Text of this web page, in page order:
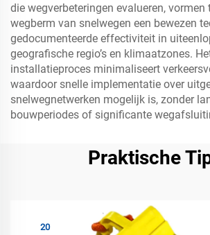
die wegverbeteringen evalueren, vormen
wegberm van snelwegen een bewezen
gedocumenteerde effectiviteit in
geografische regio’s en klimaatzones.
installatieproces minimaliseert
waardoor snelle implementatie over
snelwegnetwerken mogelijk is, zonder
bouwperiodes of significante
Praktische
20